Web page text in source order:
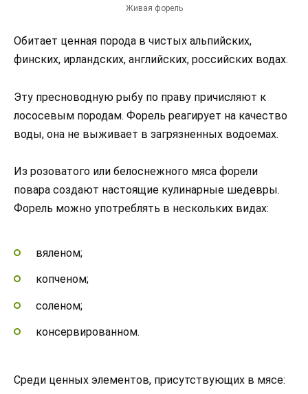
Живая форель
Обитает ценная порода в чистых альпийских,
финских, ирландских, английских, российских водах.
Эту пресноводную рыбу по праву причисляют к
лососевым породам. Форель реагирует на качество
воды, она не выживает в загрязненных водоемах.
Из розоватого или белоснежного мяса форели
повара создают настоящие кулинарные шедевры.
Форель можно употреблять в нескольких видах:
вяленом;
копченом;
соленом;
консервированном.
Среди ценных элементов, присутствующих в мясе: